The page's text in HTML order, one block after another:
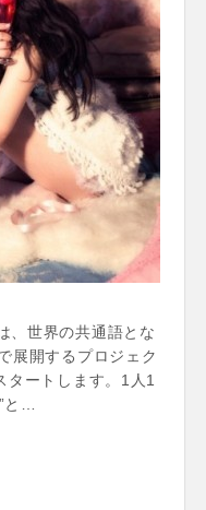
、世界の共通語とな
展開するプロジェク
タートします。1人1
と…